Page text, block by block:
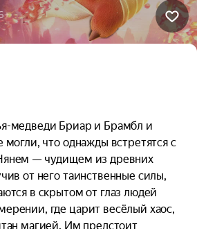
медведи Бриар и Брамбл и
могли, что однажды встретятся с
— чудищем из древних
от него таинственные силы,
в скрытом от глаз людей
где царит весёлый хаос,
магией. Им предстоит